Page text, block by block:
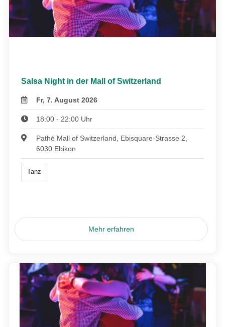
Salsa Night in der Mall of Switzerland
Fr, 7. August 2026
18:00 - 22:00 Uhr
Pathé Mall of Switzerland, Ebisquare-Strasse 2,
6030 Ebikon
Tanz
Mehr erfahren